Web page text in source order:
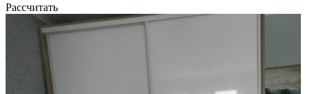
Рассчитать